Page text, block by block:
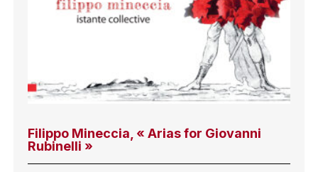
Filippo Mineccia, « Arias for Giovanni
Rubinelli »